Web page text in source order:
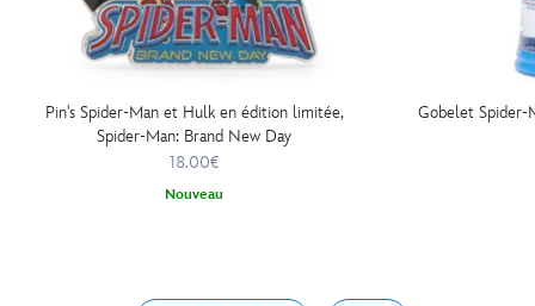
Pin's Spider-Man et Hulk en édition limitée,
Spider-Man: Brand New Day
18.00€
Nouveau
Gobelet Spider-